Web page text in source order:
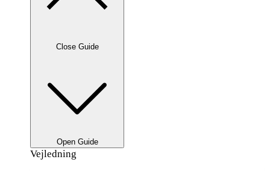
Close Guide
Open Guide
Vejledning